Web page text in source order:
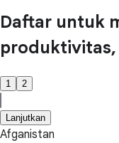
Daftar untuk
produktivitas,
1 2
Lanjutkan
Afganistan